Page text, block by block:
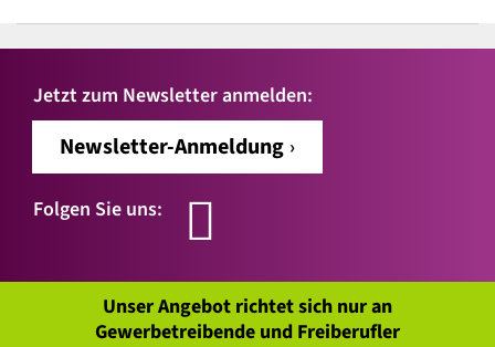
Jetzt zum Newsletter anmelden:
Newsletter-Anmeldung
Folgen Sie uns:
Unser Angebot richtet sich nur an
Gewerbetreibende und Freiberufler